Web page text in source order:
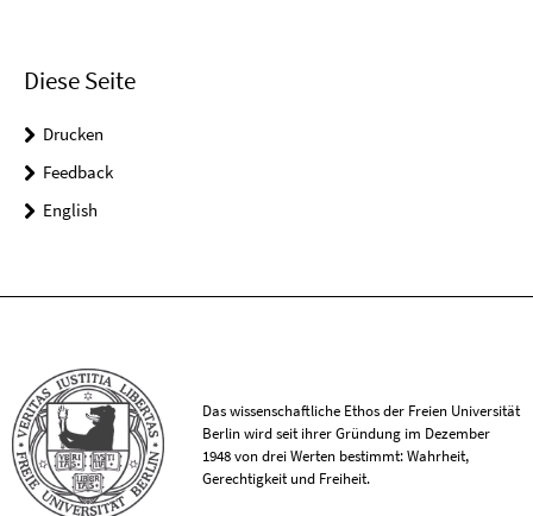
Diese Seite
Drucken
Feedback
English
Das wissenschaftliche Ethos der Freien Universität
Berlin wird seit ihrer Gründung im Dezember
1948 von drei Werten bestimmt: Wahrheit,
Gerechtigkeit und Freiheit.